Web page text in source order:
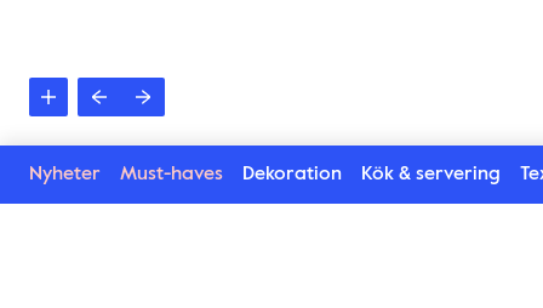
Nyheter Must-haves Dekoration Kök & servering